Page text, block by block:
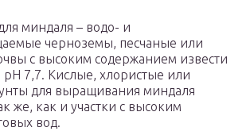
миндаля – водо- и
черноземы, песчаные или
с высоким содержанием извести
7,7. Кислые, хлористые или
для выращивания миндаля
же, как и участки с высоким
вод.